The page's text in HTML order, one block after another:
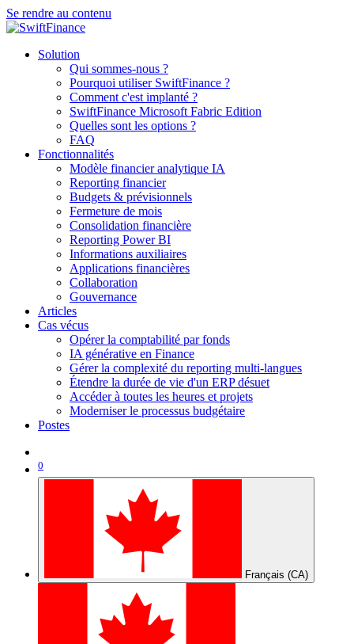
Se rendre au contenu
Solution
Qui sommes-nous ?
Pourquoi utiliser SwiftFinance ?
Comment c'est implanté ?
SwiftFinance Microsoft Fabric Edition
Quelles sont les options ?
FAQ
Fonctionnalités
Modèle financier analytique IA
Reporting financier
Budgets & prévisionnels
Fermeture de mois
Consolidation financière
Reporting Power BI
Informations auxiliaires
Applications financières
Collaboration
Gouvernance
Articles
Cas vécus
Opérer la comptabilité par fonds
IA générative en Finance
Gérer la complexité du reporting multi-langues
Étendre la durée de vie d'un ERP désuet
Accéder à toutes les heures et projets
Moderniser le processus budgétaire
Postes
0
Français (CA)